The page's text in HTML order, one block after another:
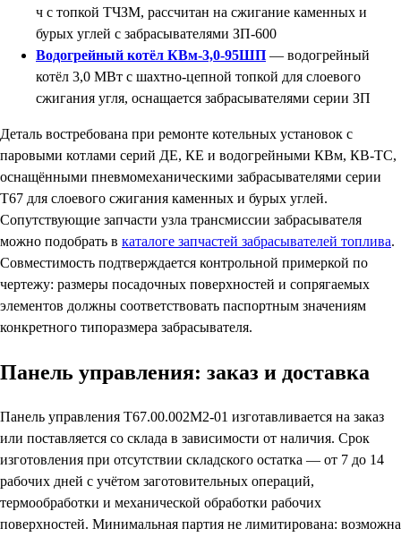
ч с топкой ТЧЗМ, рассчитан на сжигание каменных и
бурых углей с забрасывателями ЗП-600
Водогрейный котёл КВм-3,0-95ШП — водогрейный
котёл 3,0 МВт с шахтно-цепной топкой для слоевого
сжигания угля, оснащается забрасывателями серии ЗП
Деталь востребована при ремонте котельных установок с
паровыми котлами серий ДЕ, КЕ и водогрейными КВм, КВ-ТС,
оснащёнными пневмомеханическими забрасывателями серии
Т67 для слоевого сжигания каменных и бурых углей.
Сопутствующие запчасти узла трансмиссии забрасывателя
можно подобрать в каталоге запчастей забрасывателей топлива.
Совместимость подтверждается контрольной примеркой по
чертежу: размеры посадочных поверхностей и сопрягаемых
элементов должны соответствовать паспортным значениям
конкретного типоразмера забрасывателя.
Панель управления: заказ и доставка
Панель управления Т67.00.002М2-01 изготавливается на заказ
или поставляется со склада в зависимости от наличия. Срок
изготовления при отсутствии складского остатка — от 7 до 14
рабочих дней с учётом заготовительных операций,
термообработки и механической обработки рабочих
поверхностей. Минимальная партия не лимитирована: возможна